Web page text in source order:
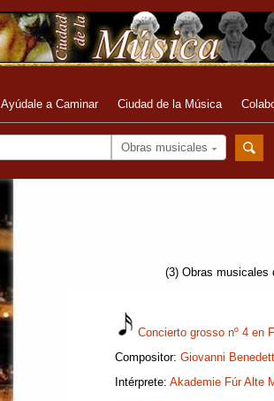
Ayúdale a Caminar Ciudad de la Música
Obras musicales
(3) Obras musicales
Concierto grosso nº 4 en
Compositor: Giovanni
Intérprete: Akademie Fúr Alte